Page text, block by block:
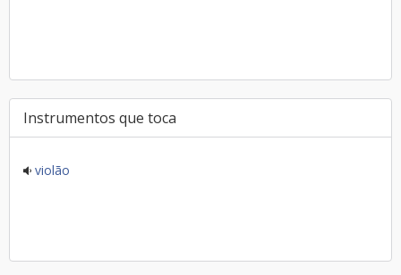
Instrumentos que toca
violão